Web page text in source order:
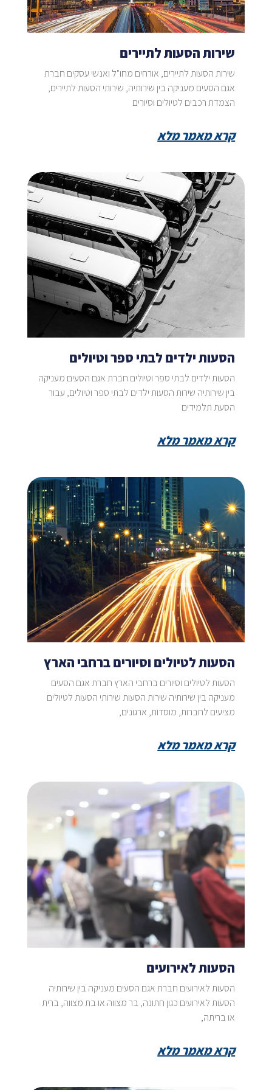
שירות הסעות לתיירים
שירות הסעות לתיירים, אורחים מחו"ל ואנשי עסקים חברת
אגם הסעים מעניקה בין שירותיה, שירותי הסעות לתיירים,
הצמדת רכבים לטיולים וסיורים
קרא מאמר מלא
הסעות ילדים לבתי ספר וטיולים
הסעות ילדים לבתי ספר וטיולים חברת אגם הסעים מעניקה
בין שירותיה שירות הסעות ילדים לבתי ספר וטיולים, עבור
הסעת תלמידים
קרא מאמר מלא
הסעות לטיולים וסיורים ברחבי הארץ
הסעות לטיולים וסיורים ברחבי הארץ חברת אגם הסעים
מעניקה בין שירותיה שירות הסעות שירותי הסעות לטיולים
מציעים לחברות, מוסדות, ארגונים,
קרא מאמר מלא
הסעות לאירועים
הסעות לאירועים חברת אגם הסעים מעניקה בין שירותיה
הסעות לאירועים כגון חתונה, בר מצווה או בת מצווה, ברית
או בריתה,
קרא מאמר מלא